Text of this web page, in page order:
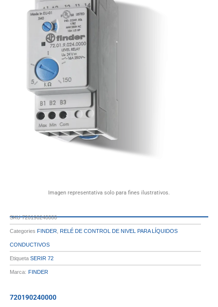
Imagen representativa solo para fines ilustrativos.
SKU720190240000
Categories FINDER RELÉ DE CONTROL DE NIVEL PARA LÍQUIDOS
CONDUCTIVOS
Etiqueta SERIR 72
Marca: FINDER
720190240000